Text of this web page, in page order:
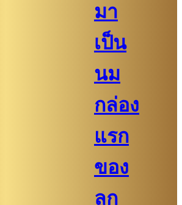
มา
เป็น
นม
กล่อง
แรก
ของ
ลูก